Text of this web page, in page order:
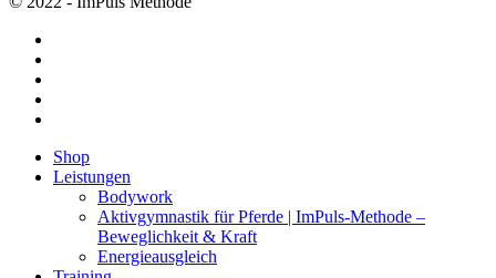
Menü
schließen
Shop
Leistungen
Bodywork
Aktivgymnastik für Pferde | ImPuls‑Methode –
Beweglichkeit & Kraft
Energieausgleich